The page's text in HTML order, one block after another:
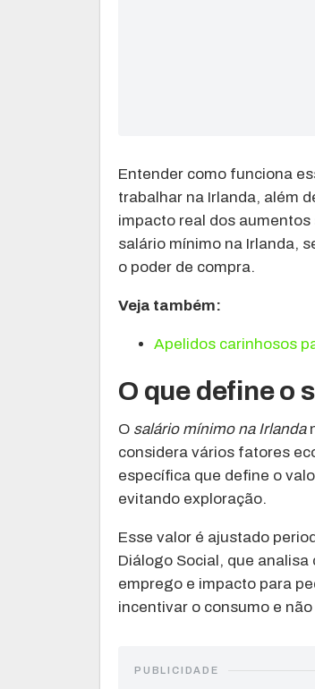
Entender como funciona
trabalhar na Irlanda, além
impacto real dos
salário mínimo na Irlanda,
o poder de compra.
Veja também:
Apelidos carinhosos
O que define o
O salário mínimo na Irlanda
considera vários fatores
específica que define o
evitando exploração.
Esse valor é ajustado
Diálogo Social, que
emprego e impacto para
incentivar o consumo e
PUBLICIDADE